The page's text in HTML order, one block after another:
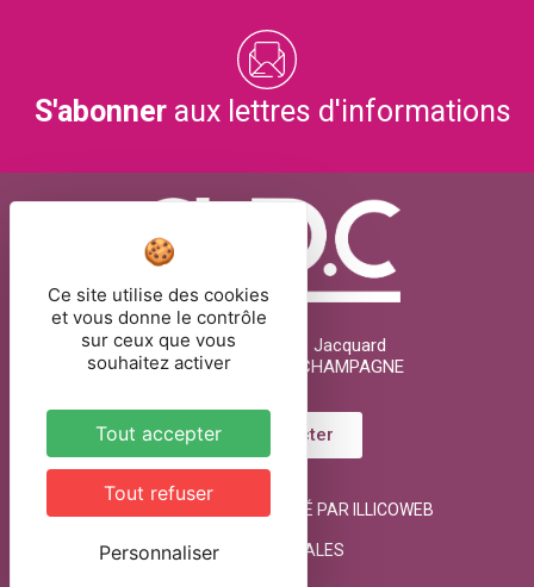
S'abonner aux lettres d'informations
26 rue Joseph Marie Jacquard
51000 CHÂLONS-EN-CHAMPAGNE
Nous contacter
RÉALISÉ PAR ILLICOWEB
MENTIONS LÉGALES
Ce site utilise des cookies
et vous donne le contrôle
sur ceux que vous
souhaitez activer
Tout accepter
Tout refuser
Personnaliser